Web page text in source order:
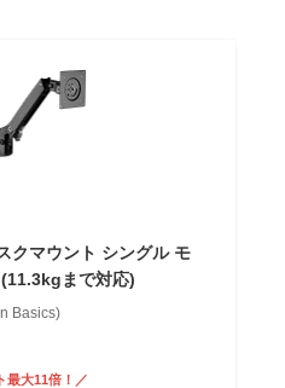
クマウント シングル モ
まで対応)
Basics)
最大11倍！／